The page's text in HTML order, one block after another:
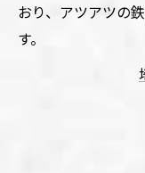
おり、アツアツの
す。